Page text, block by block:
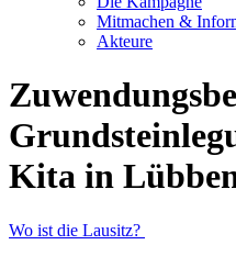
Mitmachen &
Akteure
Kita in
Wo ist die Lausitz?